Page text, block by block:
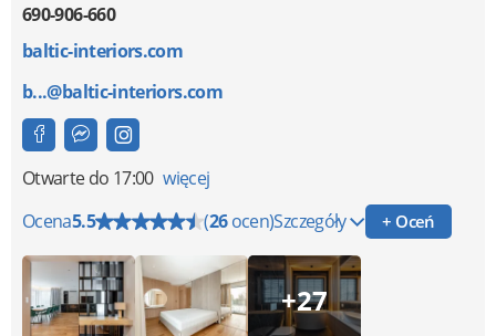
690-906-660
baltic-interiors.com
b...@baltic-interiors.com
Otwartedo 17:00 więcej
Ocena5.5 (26ocen)Szczegóły + Oceń
+27